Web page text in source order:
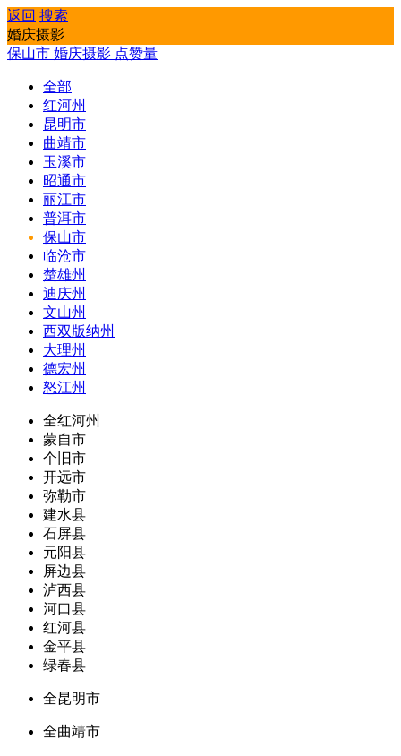
返回 搜索
婚庆摄影
保山市 婚庆摄影 点赞量
全部
红河州
昆明市
曲靖市
玉溪市
昭通市
丽江市
普洱市
保山市
临沧市
楚雄州
迪庆州
文山州
西双版纳州
大理州
德宏州
怒江州
全红河州
蒙自市
个旧市
开远市
弥勒市
建水县
石屏县
元阳县
屏边县
泸西县
河口县
红河县
金平县
绿春县
全昆明市
全曲靖市